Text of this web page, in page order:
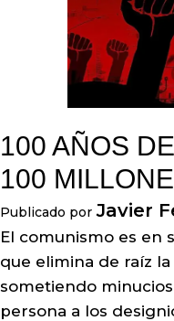
100 AÑOS
100
Publicado por Javier
El comunismo es en
que elimina de raíz
sometiendo
persona a los